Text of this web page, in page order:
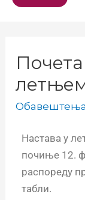
Обавештења
Настава у
почиње 12.
распореду
табли.